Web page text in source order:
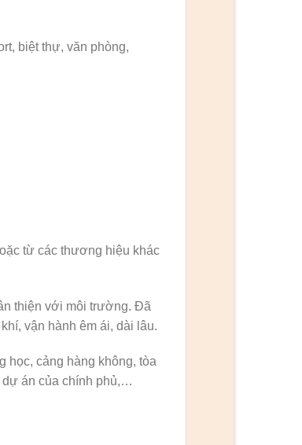
biệt thự, văn phòng,
từ các thương hiệu khác
thiện với môi trường. Đã
vận hành êm ái, dài lâu.
học, cảng hàng không, tòa
dự án của chính phủ,…